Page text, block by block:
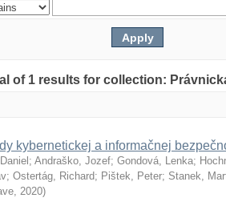
of 1 results for collection:
kybernetickej a informačnej
; Andraško, Jozef; Gondová, Lenka;
; Ostertág, Richard; Pištek, Peter; Stanek,
, 2020)